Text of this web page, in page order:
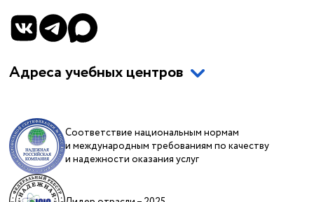
Адреса учебных центров
Соответствие национальным нормам
и международным требованиям по качеству
и надежности оказания услуг